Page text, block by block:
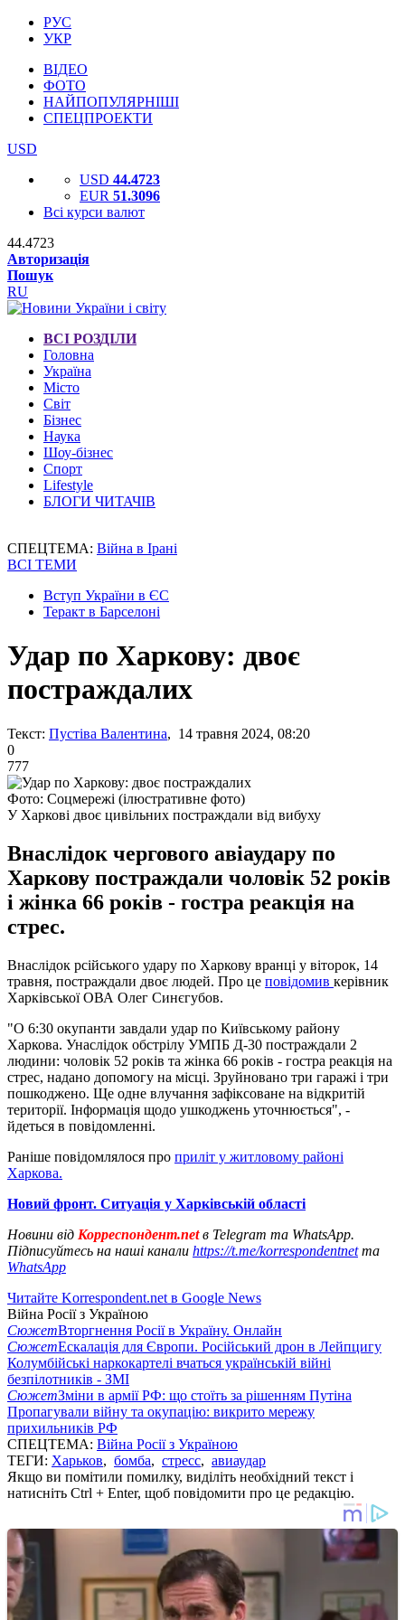
РУС
УКР
ВІДЕО
ФОТО
НАЙПОПУЛЯРНІШІ
СПЕЦПРОЕКТИ
USD
USD 44.4723
EUR 51.3096
Всі курси валют
44.4723
Авторизація
Пошук
RU
ВСІ РОЗДІЛИ
Головна
Україна
Місто
Світ
Бізнес
Наука
Шоу-бізнес
Спорт
Lifestyle
БЛОГИ ЧИТАЧІВ
СПЕЦТЕМА: Війна в Ірані
ВСІ ТЕМИ
Вступ України в ЄС
Теракт в Барселоні
Удар по Харкову: двоє
постраждалих
Текст: Пустіва Валентина, 14 травня 2024, 08:20
0
777
Фото: Соцмережі (ілюстративне фото)
У Харкові двоє цивільних постраждали від вибуху
Внаслідок чергового авіаудару по
Харкову постраждали чоловік 52 років
і жінка 66 років - гостра реакція на
стрес.
Внаслідок рсійського удару по Харкову вранці у віторок, 14
травня, постраждали двоє людей. Про це повідомив керівник
Харківської ОВА Олег Синєгубов.
"О 6:30 окупанти завдали удар по Київському району
Харкова. Унаслідок обстрілу УМПБ Д-30 постраждали 2
людини: чоловік 52 років та жінка 66 років - гостра реакція на
стрес, надано допомогу на місці. Зруйновано три гаражі і три
пошкоджено. Ще одне влучання зафіксоване на відкритій
території. Інформація щодо ушкоджень уточнюється", -
йдеться в повідомленні.
Раніше повідомлялося про приліт у житловому районі
Харкова.
Новий фронт. Ситуація у Харківській області
Новини від Корреспондент.netв Telegram та WhatsApp.
Підписуйтесь на наші канали https://t.me/korrespondentnetта
WhatsApp
Читайте Korrespondent.net в Google News
Війна Росії з Україною
СюжетВторгнення Росії в Україну. Онлайн
СюжетЕскалація для Європи. Російський дрон в Лейпцигу
Колумбійські наркокартелі вчаться українській війні
безпілотників - ЗМІ
СюжетЗміни в армії РФ: що стоїть за рішенням Путіна
Пропагували війну та окупацію: викрито мережу
прихильників РФ
СПЕЦТЕМА: Війна Росії з Україною
ТЕГИ: Харьков, бомба, стресс, авиаудар
Якщо ви помітили помилку, виділіть необхідний текст і
натисніть Ctrl + Enter, щоб повідомити про це редакцію.